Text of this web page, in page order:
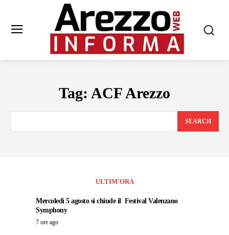
Tag: ACF Arezzo
SEARCH
ULTIM'ORA
Mercoledì 5 agosto si chiude il Festival Valenzano
Symphony
7 ore ago